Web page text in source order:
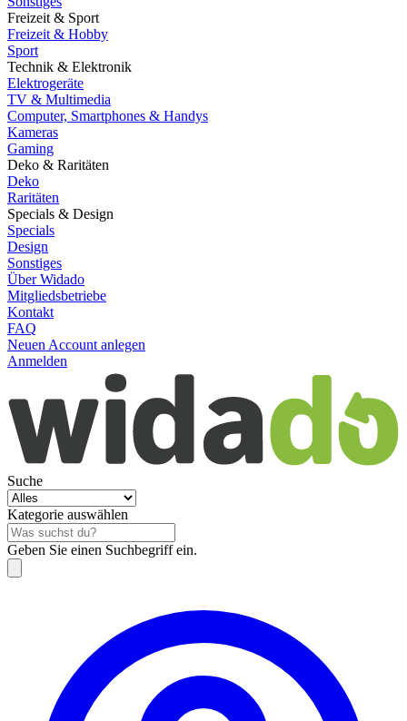
Freizeit & Sport
Freizeit & Hobby
Sport
Technik & Elektronik
Elektrogeräte
TV & Multimedia
Computer, Smartphones & Handys
Kameras
Gaming
Deko & Raritäten
Deko
Raritäten
Specials & Design
Specials
Design
Sonstiges
Über Widado
Mitgliedsbetriebe
Kontakt
FAQ
Neuen Account anlegen
Anmelden
Suche
Kategorie auswählen
Geben Sie einen Suchbegriff ein.